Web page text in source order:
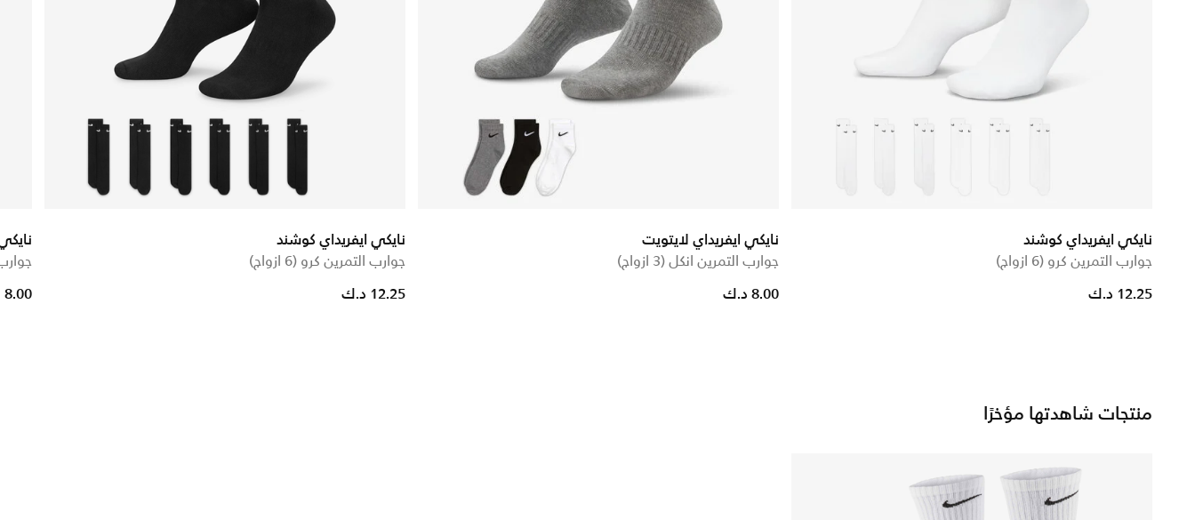
نايكي ايفريداي كوشند
جوارب التمرين كرو (6 ازواج)
12.25 د.ك
نايكي ايفريداي لايتويت
جوارب التمرين انكل (3 ازواج)
8.00 د.ك
نايكي ايفريداي كوشند
جوارب التمرين كرو (6 ازواج)
12.25 د.ك
جوارب
8.00 د.ك
منتجات شاهدتها مؤخرًا